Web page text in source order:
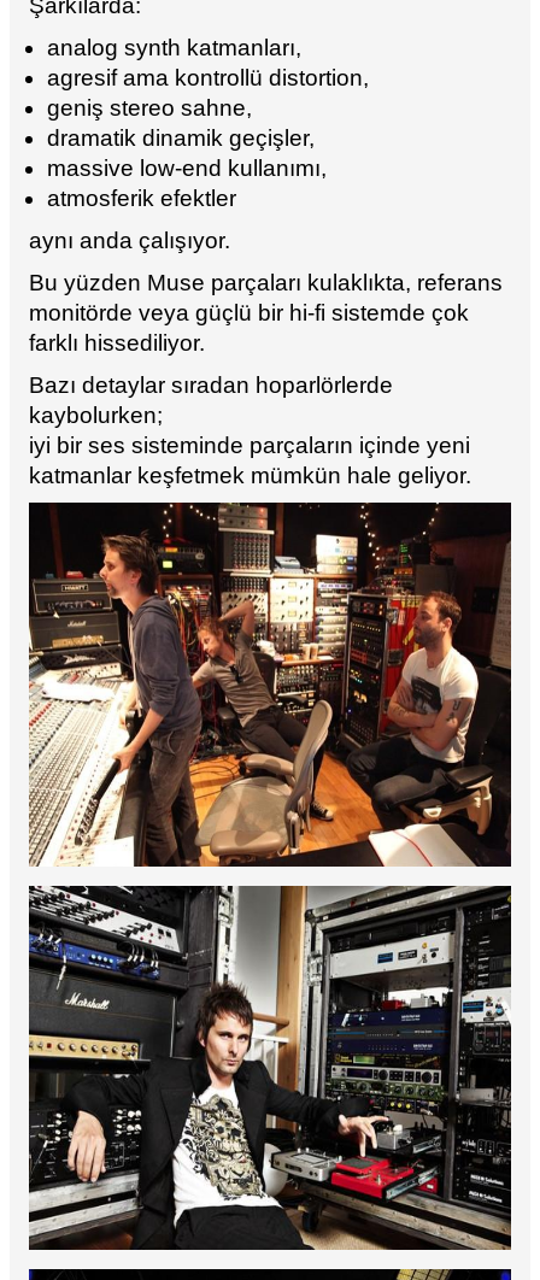
Şarkılarda:
analog synth katmanları,
agresif ama kontrollü distortion,
geniş stereo sahne,
dramatik dinamik geçişler,
massive low-end kullanımı,
atmosferik efektler
aynı anda çalışıyor.
Bu yüzden Muse parçaları kulaklıkta, referans
monitörde veya güçlü bir hi-fi sistemde çok
farklı hissediliyor.
Bazı detaylar sıradan hoparlörlerde
kaybolurken;
iyi bir ses sisteminde parçaların içinde yeni
katmanlar keşfetmek mümkün hale geliyor.